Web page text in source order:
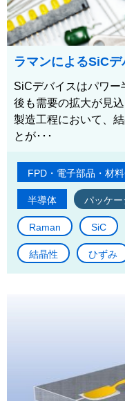
ラマンによるSiC
SiCデバイスはパワー
後も需要の拡大が見
製造工程において、
とが･･･
FPD・電子部品・材
半導体 パッケ
Raman SiC
結晶性 ひずみ